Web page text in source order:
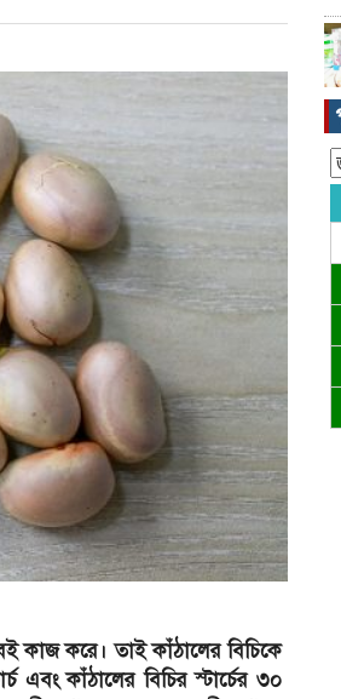
কাজ করে। তাই কাঁঠালের বিচিকে
এবং কাঁঠালের বিচির স্টার্চের ৩০